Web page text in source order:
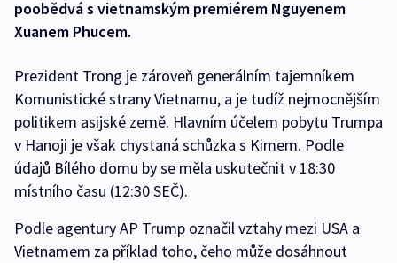
poobědvá s vietnamským premiérem Nguyenem
Xuanem Phucem.
Prezident Trong je zároveň generálním tajemníkem
Komunistické strany Vietnamu, a je tudíž nejmocnějším
politikem asijské země. Hlavním účelem pobytu Trumpa
v Hanoji je však chystaná schůzka s Kimem. Podle
údajů Bílého domu by se měla uskutečnit v 18:30
místního času (12:30 SEČ).
Podle agentury AP Trump označil vztahy mezi USA a
Vietnamem za příklad toho, čeho může dosáhnout